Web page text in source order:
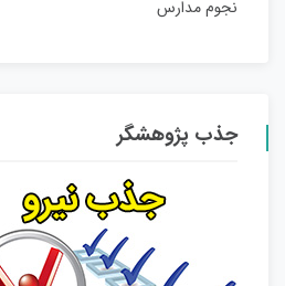
نجوم مدارس
جذب پژوهشگر